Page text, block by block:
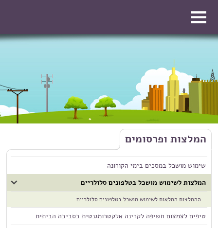
דילוג לתוכן העיקרי
המלצות ופרסומים
שימוש מושכל במסכים בימי הקורונה
המלצות לשימוש מושכל בטלפונים סלולריים
ההמלצות המלאות לשימוש מושכל בטלפונים סלולריים
טיפים לצמצום חשיפה לקרינה אלקטרומגנטית בסביבה הביתית